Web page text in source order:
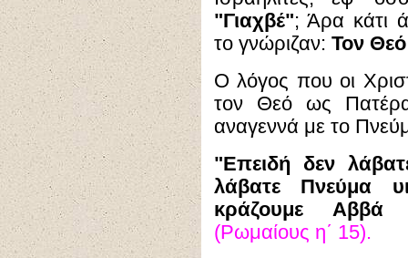
"Γιαχβέ"; Άρα κάτι
το γνώριζαν: Τον
Ο λόγος που οι
τον Θεό ως
αναγεννά με το
"Επειδή δεν
λάβατε Πνεύμα
κράζουμε
(Ρωμαίους η΄ 15).